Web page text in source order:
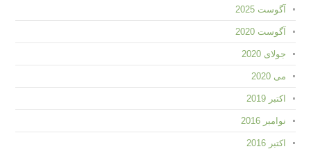
آگوست 2025
آگوست 2020
جولای 2020
می 2020
اکتبر 2019
نوامبر 2016
اکتبر 2016